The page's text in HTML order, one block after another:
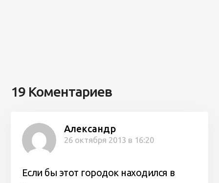
19 Коментариев
Александр
26 октября 2013 в 16:20
Если бы этот городок находился в